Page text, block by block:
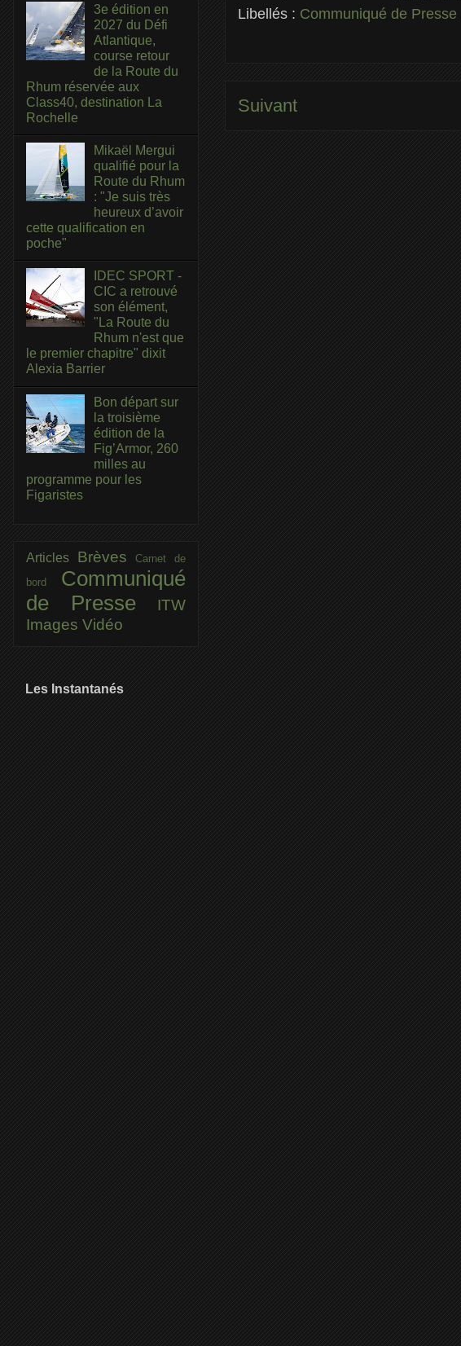
Libellés : Communiqué de Presse
Suivant
3e édition en
2027 du Défi
Atlantique,
course retour
de la Route du
Rhum réservée aux
Class40, destination La
Rochelle
Mikaël Mergui
qualifié pour la
Route du Rhum
: "Je suis très
heureux d’avoir
cette qualification en
poche"
IDEC SPORT -
CIC a retrouvé
son élément,
"La Route du
Rhum n'est que
le premier chapitre" dixit
Alexia Barrier
Bon départ sur
la troisième
édition de la
Fig’Armor, 260
milles au
programme pour les
Figaristes
Articles BrèvesCarnet de
bord Communiqué
de Presse
ITW
Images Vidéo
Les Instantanés